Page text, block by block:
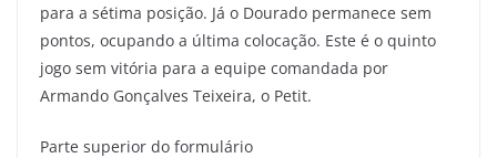
para a sétima posição. Já o Dourado permanece sem
pontos, ocupando a última colocação. Este é o quinto
jogo sem vitória para a equipe comandada por
Armando Gonçalves Teixeira, o Petit.
Parte superior do formulário